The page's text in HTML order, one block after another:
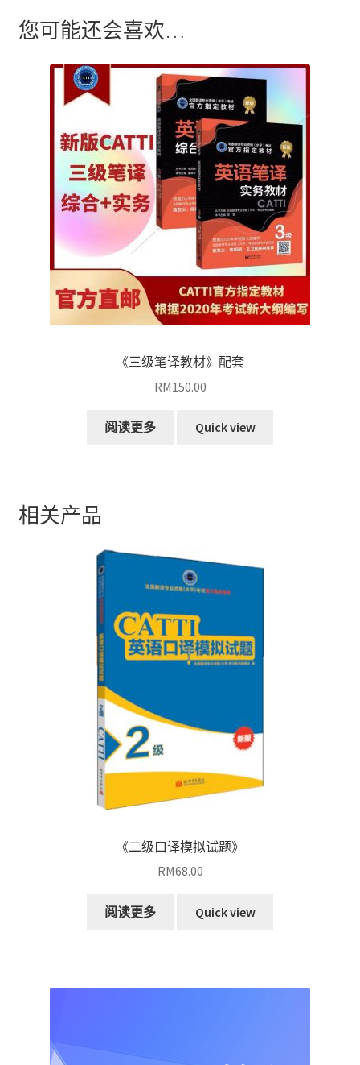
您可能还会喜欢…
《三级笔译教材》配套
RM150.00
阅读更多 Quick view
相关产品
《二级口译模拟试题》
RM68.00
阅读更多 Quick view